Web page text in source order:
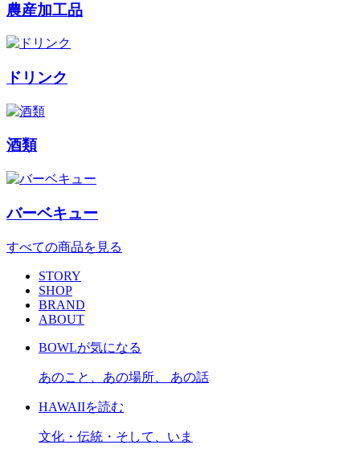
農産加工品
ドリンク
酒類
バーベキュー
すべての商品を見る
STORY
SHOP
BRAND
ABOUT
BOWLが気になる
あのこと、あの場所、 あの話
HAWAIIを読む
文化・伝統・そして、いま